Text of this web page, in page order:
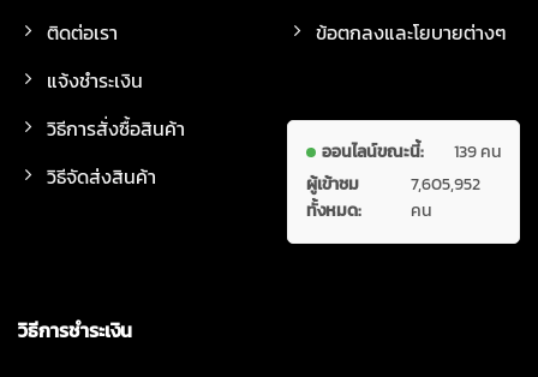
ติดต่อเรา
แจ้งชำระเงิน
วิธีการสั่งซื้อสินค้า
วิธีจัดส่งสินค้า
ข้อตกลงและโยบายต่างๆ
ออนไลน์ขณะนี้:
139 คน
ผู้เข้าชม
ทั้งหมด:
7,605,952
คน
วิธีการชำระเงิน